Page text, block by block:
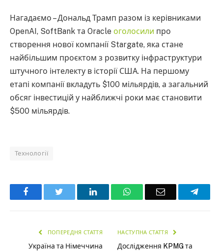
Нагадаємо – Дональд Трамп разом із керівниками
OpenAI, SoftBank та Oracle оголосили про
створення нової компанії Stargate, яка стане
найбільшим проєктом з розвитку інфраструктури
штучного інтелекту в історії США. На першому
етапі компанії вкладуть $100 мільярдів, а загальний
обсяг інвестицій у найближчі роки має становити
$500 мільярдів.
Технології
Facebook LinkedInWhatsAppEmail
ПОПЕРЕДНЯ СТАТТЯ
Україна та Німеччина
НАСТУПНА СТАТТЯ
Дослідження KPMG та